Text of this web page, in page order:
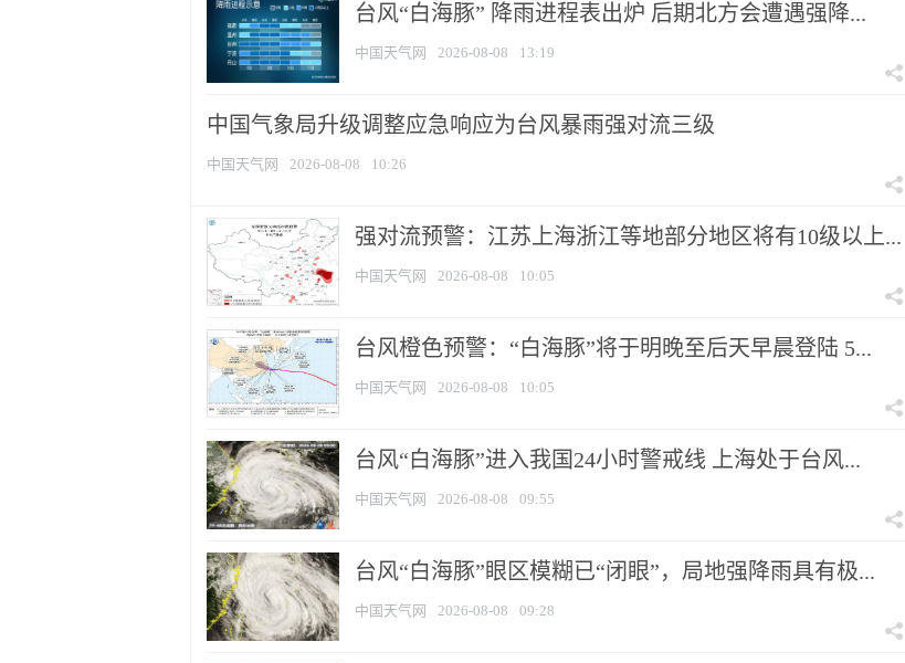
台风“白海豚” 降雨进程表出炉 后期北方会遭遇强降...
中国天气网 2026-08-08 13:19
中国气象局升级调整应急响应为台风暴雨强对流三级
中国天气网 2026-08-08 10:26
强对流预警：江苏上海浙江等地部分地区将有10级以上...
中国天气网 2026-08-08 10:05
台风橙色预警：“白海豚”将于明晚至后天早晨登陆 5...
中国天气网 2026-08-08 10:05
台风“白海豚”进入我国24小时警戒线 上海处于台风...
中国天气网 2026-08-08 09:55
台风“白海豚”眼区模糊已“闭眼”，局地强降雨具有极...
中国天气网 2026-08-08 09:28